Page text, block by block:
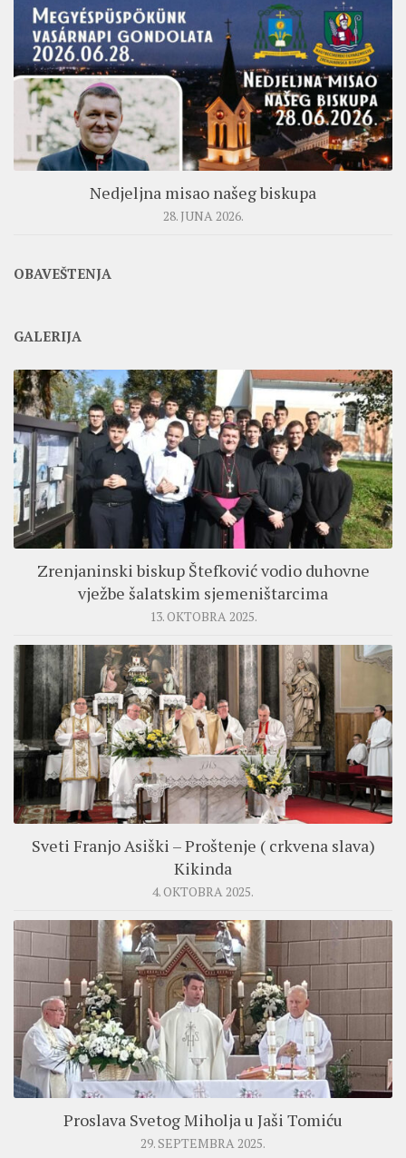
Nedjeljna misao našeg biskupa
28. JUNA 2026.
OBAVEŠTENJA
GALERIJA
Zrenjaninski biskup Štefković vodio duhovne
vježbe šalatskim sjemeništarcima
13. OKTOBRA 2025.
Sveti Franjo Asiški – Proštenje ( crkvena slava)
Kikinda
4. OKTOBRA 2025.
Proslava Svetog Miholja u Jaši Tomiću
29. SEPTEMBRA 2025.